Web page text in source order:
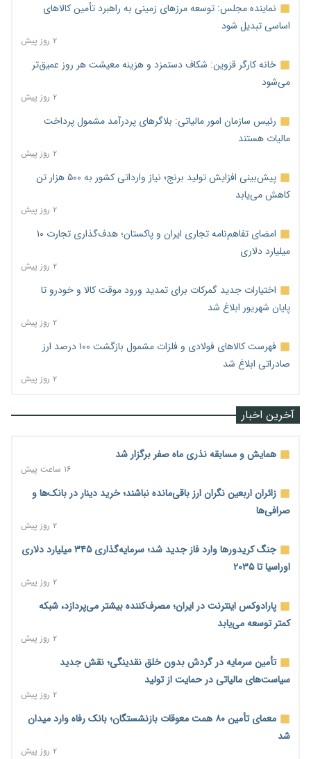
نماینده مجلس: توسعه مرزهای زمینی به راهبرد تأمین کالاهای
اساسی تبدیل شود
۲ روز پیش
خانه کارگر قزوین: شکاف دستمزد و هزینه معیشت هر روز عمیق‌تر
می‌شود
۲ روز پیش
رئیس سازمان امور مالیاتی: بلاگرهای پردرآمد مشمول پرداخت
مالیات هستند
۲ روز پیش
پیش‌بینی افزایش تولید برنج؛ نیاز وارداتی کشور به ۵۰۰ هزار تن
کاهش می‌یابد
۲ روز پیش
امضای تفاهم‌نامه تجاری ایران و پاکستان؛ هدف‌گذاری تجارت ۱۰
میلیارد دلاری
۲ روز پیش
اختیارات جدید گمرکات برای تمدید ورود موقت کالا و خودرو تا
پایان شهریور ابلاغ شد
۲ روز پیش
فهرست کالاهای فولادی و فلزات مشمول بازگشت ۱۰۰ درصد ارز
صادراتی ابلاغ شد
۲ روز پیش
آخرین اخبار
همایش و مسابقه نذری ماه صفر برگزار شد
۱۶ ساعت پیش
زائران اربعین نگران ارز باقی‌مانده نباشند؛ خرید دینار در بانک‌ها و
صرافی‌ها
۲ روز پیش
جنگ کریدورها وارد فاز جدید شد؛ سرمایه‌گذاری ۳۴۵ میلیارد دلاری
اوراسیا تا ۲۰۳۵
۲ روز پیش
پارادوکس اینترنت در ایران؛ مصرف‌کننده بیشتر می‌پردازد، شبکه
کمتر توسعه می‌یابد
۲ روز پیش
تأمین سرمایه در گردش بدون خلق نقدینگی؛ نقش جدید
سیاست‌های مالیاتی در حمایت از تولید
۲ روز پیش
معمای تأمین ۸۰ همت معوقات بازنشستگان؛ بانک رفاه وارد میدان
شد
۲ روز پیش